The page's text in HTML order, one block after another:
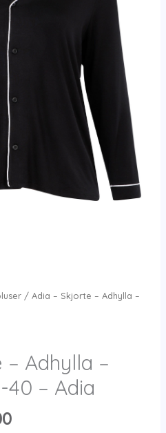
/ Adia – Skjorte – Adhylla –
Adhylla –
40 – Adia
Den